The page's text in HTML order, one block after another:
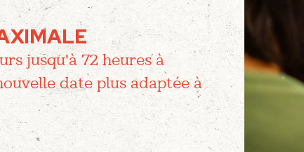
jusqu'à 72 heures à
date plus adaptée à